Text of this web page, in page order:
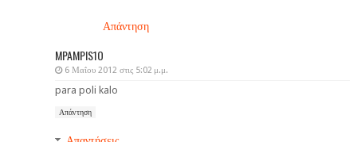
Απάντηση
MPAMPIS1O
6 Μαΐου 2012 στις 5:02 μ.μ.
para poli kalo
Απάντηση